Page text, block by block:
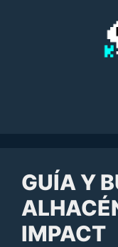
GUÍA Y
IMPACT